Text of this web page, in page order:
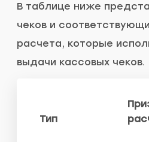
В таблице ниже
чеков и
расчета, которые
выдачи кассовых чеков.
Тип